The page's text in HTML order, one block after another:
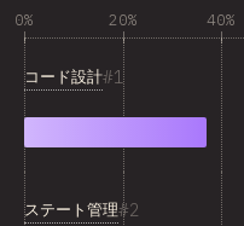
0% 20% 40%
1
コード設計
2
ステート管理